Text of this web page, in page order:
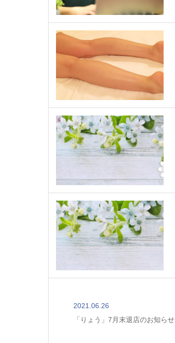
2021.06.26
「りょう」7月末退店のお知らせ